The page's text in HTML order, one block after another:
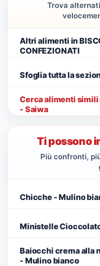
Trova
Altri alimenti in
CONFEZIONATI
Sfoglia tutta la
Cerca alimenti simili
- Saiwa
Ti possono
Più confronti,
Chicche - Mulino
Ministelle
Baiocchi crema alla
- Mulino bianco